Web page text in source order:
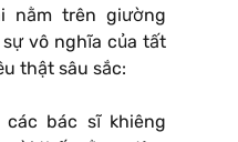
nằm trên giường
vô nghĩa của tất
thật sâu sắc:
bác sĩ khiêng